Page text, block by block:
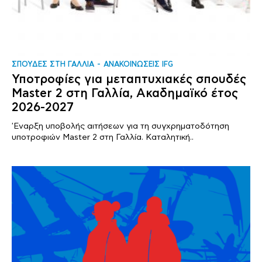
ΣΠΟΥΔΕΣ ΣΤΗ ΓΑΛΛΙΑ ΑΝΑΚΟΙΝΩΣΕΙΣ IFG
Υποτροφίες για μεταπτυχιακές σπουδές
Master 2 στη Γαλλία, Ακαδημαϊκό έτος
2026-2027
'Εναρξη υποβολής αιτήσεων για τη συγχρηματοδότηση
υποτροφιών Master 2 στη Γαλλία. Καταλητική..